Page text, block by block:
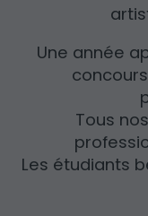
Une année
Tous
Les étudiants